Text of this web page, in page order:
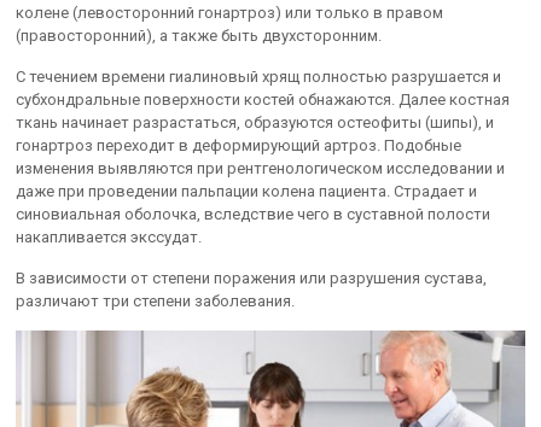
колене (левосторонний гонартроз) или только в правом
(правосторонний), а также быть двухсторонним.
С течением времени гиалиновый хрящ полностью разрушается и
субхондральные поверхности костей обнажаются. Далее костная
ткань начинает разрастаться, образуются остеофиты (шипы), и
гонартроз переходит в деформирующий артроз. Подобные
изменения выявляются при рентгенологическом исследовании и
даже при проведении пальпации колена пациента. Страдает и
синовиальная оболочка, вследствие чего в суставной полости
накапливается экссудат.
В зависимости от степени поражения или разрушения сустава,
различают три степени заболевания.